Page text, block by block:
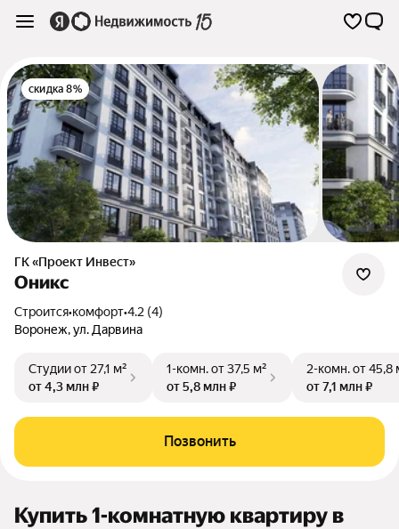
скидка 8%
ГК «Проект Инвест»
Оникс
Строится•комфорт•4.2 (4)
Воронеж,ул. Дарвина
Студииот 27,1 м²
от 4,3 млн ₽
1-комн.от 37,5 м²
от 5,8 млн ₽
2-комн.от 45,8
от 7,1 млн ₽
Позвонить
Купить 1-комнатную квартиру в